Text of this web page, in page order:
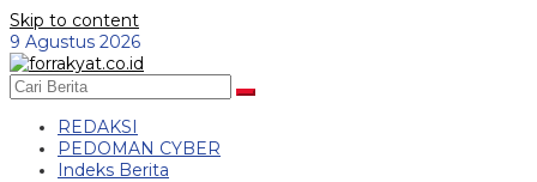
Skip to content
9 Agustus 2026
REDAKSI
PEDOMAN CYBER
Indeks Berita